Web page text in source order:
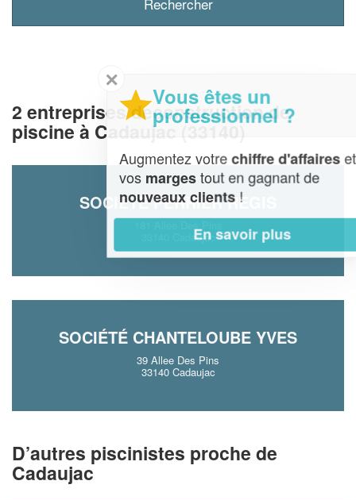
2 entreprises deconstruction de
piscine à Cadaujac (33140)
SOCIÉTÉ PERRIER REGIS
181 Allee Des Pins
33140 Cadaujac
SOCIÉTÉ CHANTELOUBE YVES
39 Allee Des Pins
33140 Cadaujac
D’autres piscinistes proche de
Cadaujac
Vous êtes un
professionnel ?
Augmentez votrechiffre d'affaireset
vosmargestout en gagnant de
nouveaux clients!
En savoir plus